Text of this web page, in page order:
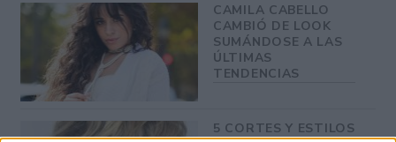
CAMILA CABELLO
CAMBIÓ DE LOOK
SUMÁNDOSE A LAS
ÚLTIMAS
TENDENCIAS
5 CORTES Y ESTILOS